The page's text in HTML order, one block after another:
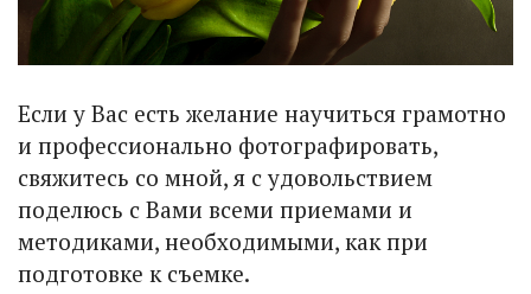
Если у Вас есть желание научиться грамотно
и профессионально фотографировать,
свяжитесь со мной, я с удовольствием
поделюсь с Вами всеми приемами и
методиками, необходимыми, как при
подготовке к съемке.